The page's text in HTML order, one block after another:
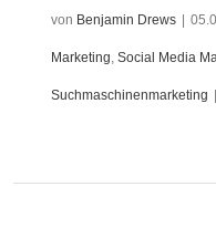
von Benjamin Drews |
Marketing, Social Media
Suchmaschinenmarketing |